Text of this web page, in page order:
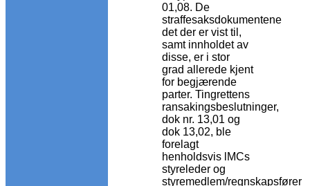
01,08. De
straffesaksdokumentene
det der er vist til,
samt innholdet av
disse, er i stor
grad allerede kjent
for begjærende
parter. Tingrettens
ransakingsbeslutninger,
dok nr. 13,01 og
dok 13,02, ble
forelagt
henholdsvis lMCs
styreleder og
styremedlem/regnskapsfører